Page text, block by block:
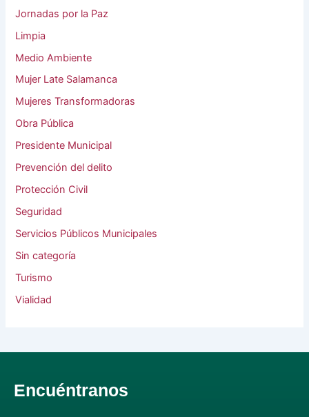
Jornadas por la Paz
Limpia
Medio Ambiente
Mujer Late Salamanca
Mujeres Transformadoras
Obra Pública
Presidente Municipal
Prevención del delito
Protección Civil
Seguridad
Servicios Públicos Municipales
Sin categoría
Turismo
Vialidad
Encuéntranos